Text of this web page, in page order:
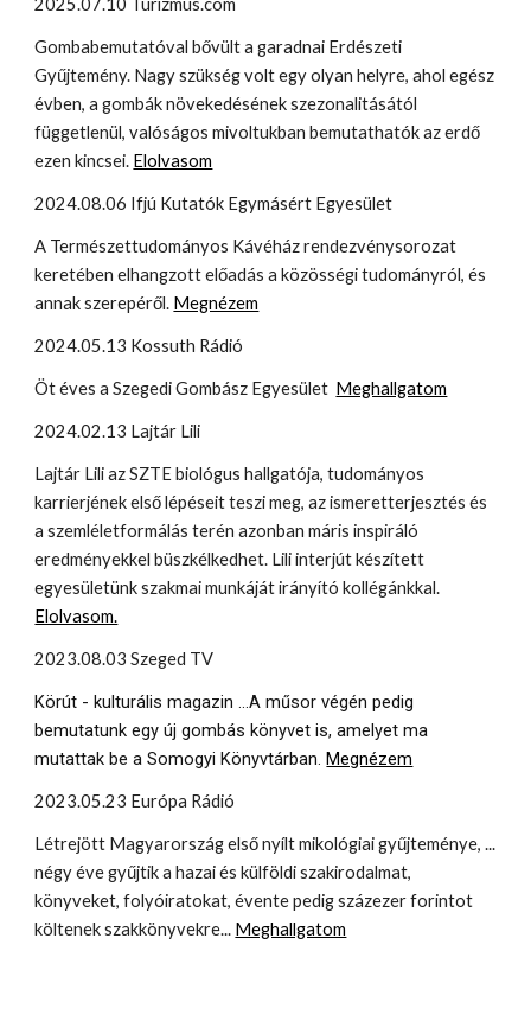
2025.07.10 Turizmus.com
Gombabemutatóval bővült a garadnai Erdészeti
Gyűjtemény. Nagy szükség volt egy olyan helyre, ahol egész
évben, a gombák növekedésének szezonalitásától
függetlenül, valóságos mivoltukban bemutathatók az erdő
ezen kincsei. Elolvasom
2024.08.06 Ifjú Kutatók Egymásért Egyesület
A Természettudományos Kávéház rendezvénysorozat
keretében elhangzott előadás a közösségi tudományról, és
annak szerepéről. Megnézem
2024.05.13 Kossuth Rádió
Öt éves a Szegedi Gombász Egyesület Meghallgatom
2024.02.13 Lajtár Lili
Lajtár Lili az SZTE biológus hallgatója, tudományos
karrierjének első lépéseit teszi meg, az ismeretterjesztés és
a szemléletformálás terén azonban máris inspiráló
eredményekkel büszkélkedhet. Lili interjút készített
egyesületünk szakmai munkáját irányító kollégánkkal.
Elolvasom.
2023.08.03 Szeged TV
Körút - kulturális magazin ...A műsor végén pedig
bemutatunk egy új gombás könyvet is, amelyet ma
mutattak be a Somogyi Könyvtárban.Megnézem
2023.05.23 Európa Rádió
Létrejött Magyarország első nyílt mikológiai gyűjteménye, ...
négy éve gyűjtik a hazai és külföldi szakirodalmat,
könyveket, folyóiratokat, évente pedig százezer forintot
költenek szakkönyvekre... Meghallgatom